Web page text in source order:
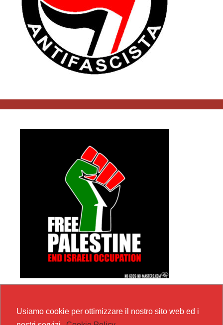
Usiamo cookie per ottimizzare il nostro sito web ed i